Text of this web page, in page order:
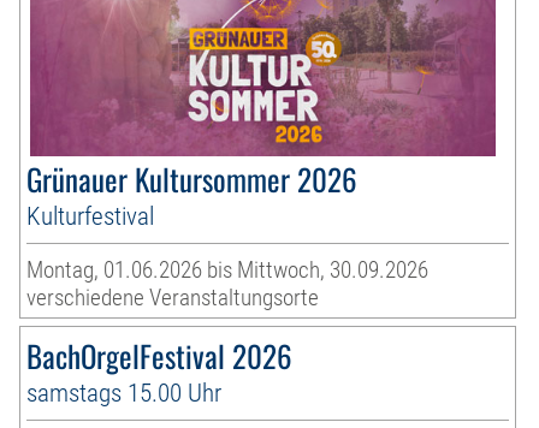
Grünauer Kultursommer 2026
Kulturfestival
Montag, 01.06.2026 bis Mittwoch, 30.09.2026
verschiedene Veranstaltungsorte
BachOrgelFestival 2026
samstags 15.00 Uhr